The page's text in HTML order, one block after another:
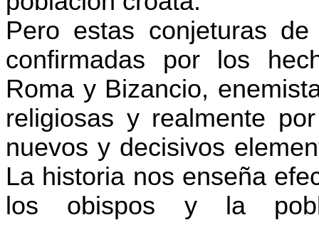
Pero estas conjeturas
confirmadas por los
Roma y Bizancio,
religiosas y realmente
nuevos y decisivos
La historia nos enseña
los obispos y la